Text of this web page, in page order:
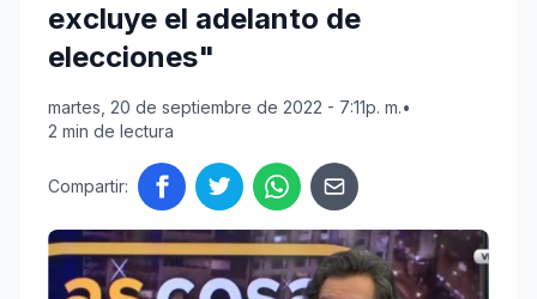
excluye el adelanto de
elecciones"
martes, 20 de septiembre de 2022 - 7:11p. m.•
2 min de lectura
Compartir: